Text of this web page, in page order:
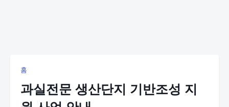
홈
과실전문 생산단지 기반조성 지